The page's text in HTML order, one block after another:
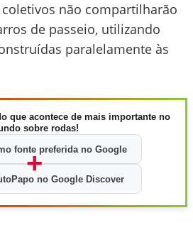
não compartilharão
de passeio, utilizando
paralelamente às
que acontece de mais importante no
sobre rodas!
fonte preferida no Google
+
no Google Discover